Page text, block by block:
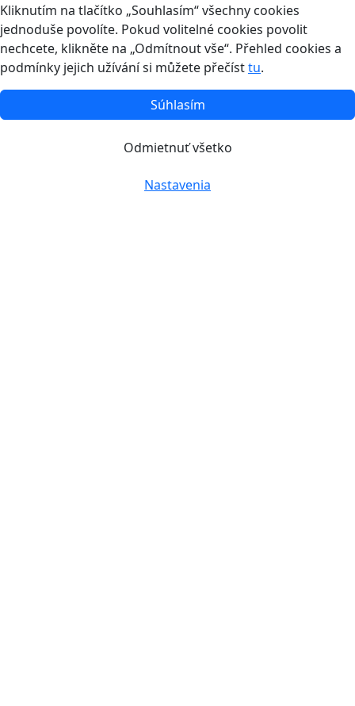
Kliknutím na tlačítko „Souhlasím“ všechny cookies
jednoduše povolíte. Pokud volitelné cookies povolit
nechcete, klikněte na „Odmítnout vše“. Přehled cookies a
podmínky jejich užívání si můžete přečísttu.
Súhlasím
Odmietnuť všetko
Nastavenia